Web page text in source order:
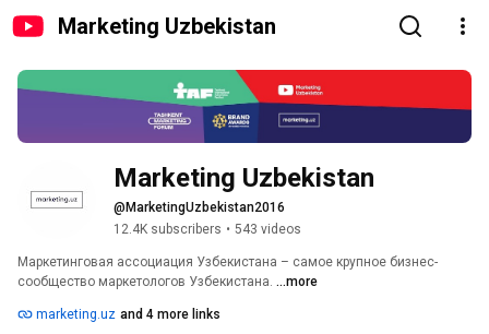
Marketing Uzbekistan
Marketing Uzbekistan
@MarketingUzbekistan2016
12.4K subscribers • 543 videos
Маркетинговая ассоциация Узбекистана – самое крупное бизнес-
сообщество маркетологов Узбекистана. ...more
marketing.uz and 4 more links